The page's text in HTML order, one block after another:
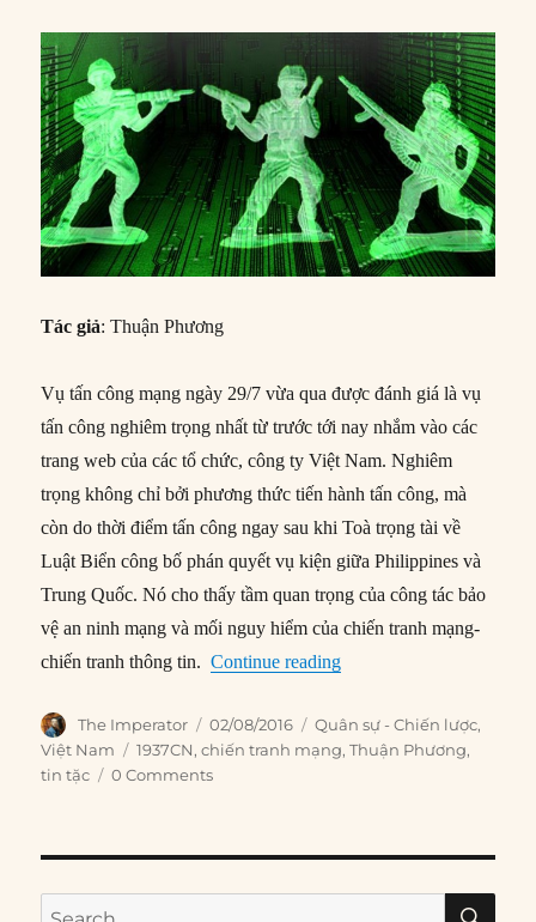
Tác giả: Thuận Phương
Vụ tấn công mạng ngày 29/7 vừa qua được đánh giá là vụ
tấn công nghiêm trọng nhất từ trước tới nay nhắm vào các
trang web của các tổ chức, công ty Việt Nam. Nghiêm
trọng không chỉ bởi phương thức tiến hành tấn công, mà
còn do thời điểm tấn công ngay sau khi Toà trọng tài về
Luật Biển công bố phán quyết vụ kiện giữa Philippines và
Trung Quốc. Nó cho thấy tầm quan trọng của công tác bảo
vệ an ninh mạng và mối nguy hiểm của chiến tranh mạng-
chiến tranh thông tin. Continue reading“Việt Nam và sự trỗi dậy
Author
The Imperator
Posted
on
02/08/2016 Categories
Quân sự - Chiến lược,
Việt Nam
Tags
1937CN,chiến tranh mạng,Thuận Phương,
tin tặc
0 Comments
Search